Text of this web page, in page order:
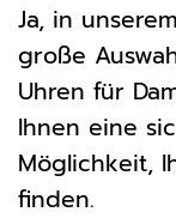
Ja, in
große
Uhren für
Ihnen eine
Möglichkeit,
finden.